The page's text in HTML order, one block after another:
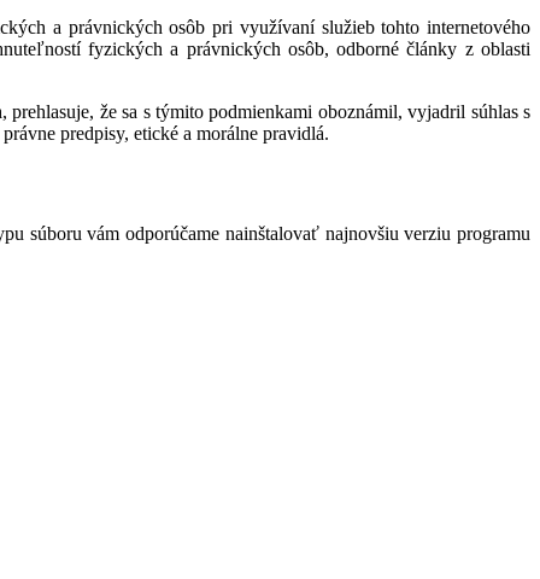
a právnických osôb pri využívaní služieb tohto internetového
fyzických a právnických osôb, odborné články z oblasti
že sa s týmito podmienkami oboznámil, vyjadril súhlas s
predpisy, etické a morálne pravidlá.
súboru vám odporúčame nainštalovať najnovšiu verziu programu